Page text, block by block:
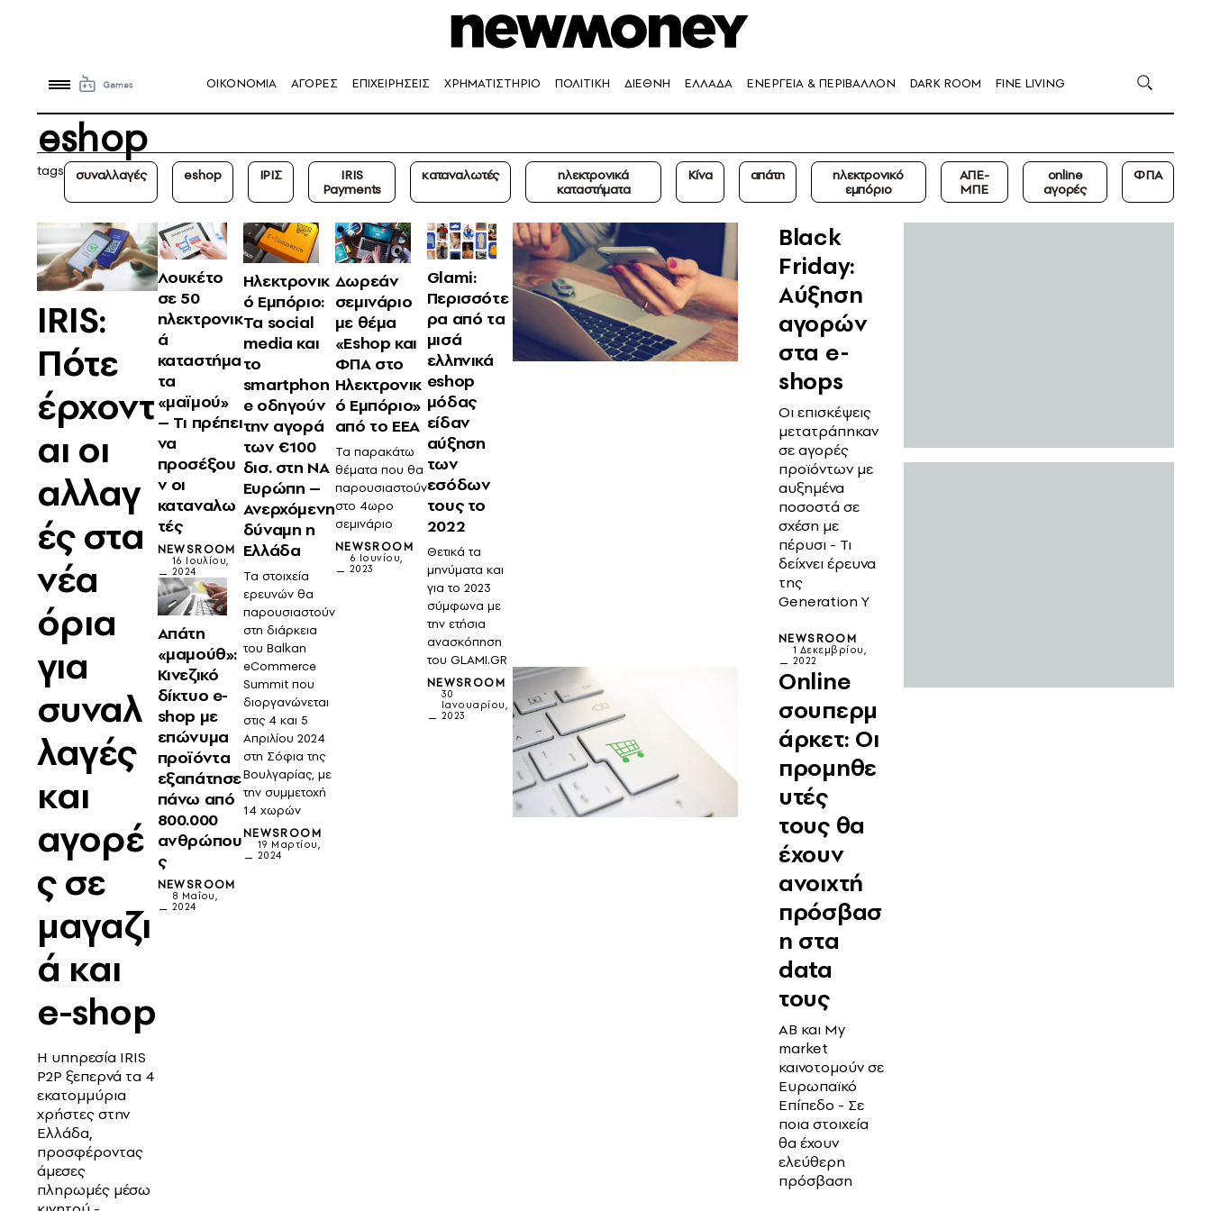
OIKONOMIA ΑΓΟΡΕΣ ΕΠΙΧΕΙΡΗΣΕΙΣ ΧΡΗΜΑΤΙΣΤΗΡΙΟ ΠΟΛΙΤΙΚΗ ΔΙΕΘΝΗ ΕΛΛΑΔΑ ΕΝΕΡΓΕΙΑ & ΠΕΡΙΒΑΛΛΟΝ DARK ROOM FINE LIVING
eshop
tags συναλλαγές eshop ΙΡΙΣ
IRIS
Payments
καταναλωτές
ηλεκτρονικά
καταστήματα
Κίνα απάτη
ηλεκτρονικό
εμπόριο
ΑΠΕ-
ΜΠΕ
online
αγορές
ΦΠΑ
IRIS:
Πότε
έρχοντ
αι οι
αλλαγ
ές στα
νέα
όρια
για
συναλ
λαγές
και
αγορέ
ς σε
μαγαζι
ά και
e-shop
Η υπηρεσία IRIS
P2P ξεπερνά τα 4
εκατομμύρια
χρήστες στην
Ελλάδα,
προσφέροντας
άμεσες
πληρωμές μέσω
Λουκέτο
σε 50
ηλεκτρονικ
ά
καταστήμα
τα
«μαϊμού»
– Tι πρέπει
να
προσέξου
ν οι
καταναλω
τές
NEWSROOM
16 Ιουλίου,
2024
Απάτη
«μαμούθ»:
Κινεζικό
δίκτυο e-
shop με
επώνυμα
προϊόντα
εξαπάτησε
πάνω από
800.000
ανθρώπου
ς
NEWSROOM
8 Μαΐου,
2024
Ηλεκτρονικ
ό Εμπόριο:
Τα social
media και
το
smartphon
e οδηγούν
την αγορά
των €100
δισ. στη ΝΑ
Ευρώπη –
Ανερχόμενη
δύναμη η
Ελλάδα
Τα στοιχεία
ερευνών θα
παρουσιαστούν
στη διάρκεια
του Balkan
eCommerce
Summit που
διοργανώνεται
στις 4 και 5
Απριλίου 2024
στη Σόφια της
Βουλγαρίας, με
την συμμετοχή
14 χωρών
NEWSROOM
19 Μαρτίου,
2024
Δωρεάν
σεμινάριο
με θέμα
«Eshop και
ΦΠΑ στο
Ηλεκτρονικ
ό Εμπόριο»
από το EEA
Τα παρακάτω
θέματα που θα
παρουσιαστούν
στο 4ωρο
σεμινάριο
NEWSROOM
6 Ιουνίου,
2023
Glami:
Περισσότε
ρα από τα
μισά
ελληνικά
eshop
μόδας
είδαν
αύξηση
των
εσόδων
τους το
2022
Θετικά τα
μηνύματα και
για το 2023
σύμφωνα με
την ετήσια
ανασκόπηση
του GLAMI.GR
NEWSROOM
30
Ιανουαρίου,
2023
Black
Friday:
Aύξηση
αγορών
στα e-
shops
Οι επισκέψεις
μετατράπηκαν
σε αγορές
προϊόντων με
αυξημένα
ποσοστά σε
σχέση με
πέρυσι - Τι
δείχνει έρευνα
της
Generation Y
NEWSROOM
1 Δεκεμβρίου,
2022
Online
σουπερμ
άρκετ: Οι
προμηθε
υτές
τους θα
έχουν
ανοιχτή
πρόσβασ
η στα
data
τους
ΑΒ και My
market
καινοτομούν σε
Ευρωπαϊκό
Επίπεδο - Σε
ποια στοιχεία
θα έχουν
ελεύθερη
πρόσβαση